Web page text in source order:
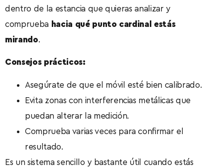
dentro de la estancia que quieras analizar y
comprueba hacia qué punto cardinal estás
mirando.
Consejos prácticos:
Asegúrate de que el móvil esté bien calibrado.
Evita zonas con interferencias metálicas que
puedan alterar la medición.
Comprueba varias veces para confirmar el
resultado.
Es un sistema sencillo y bastante útil cuando estás